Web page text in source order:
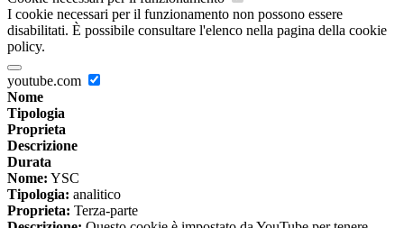
I cookie necessari per il funzionamento non possono essere
disabilitati. È possibile consultare l'elenco nella pagina della cookie
policy.
youtube.com
Nome
Tipologia
Proprieta
Descrizione
Durata
Nome: YSC
Tipologia: analitico
Proprieta: Terza-parte